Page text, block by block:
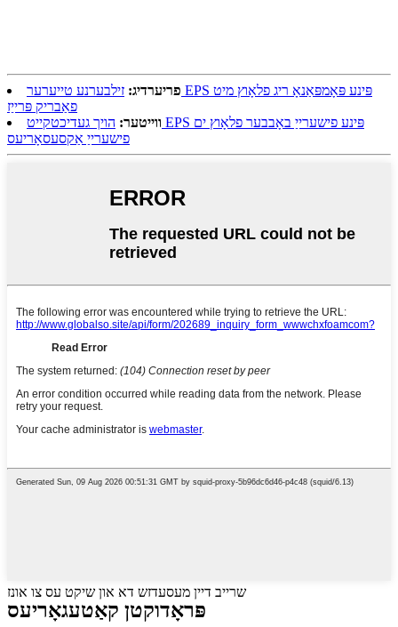
פריערדיג: זילבערנע טייערער EPS פּינע פּאָמפּאַנאָ ריג פלאָוץ מיט
פאַבריק פּרייַז
ווייטער: הויך געדיכטקייט EPS פּינע פישערייַ באָבבער פלאָוץ ים
פישערייַ אַקסעסאָריעס
שרייב דיין מעסעדזש דא און שיקט עס צו אונז
פּראָדוקטן קאַטעגאָריעס